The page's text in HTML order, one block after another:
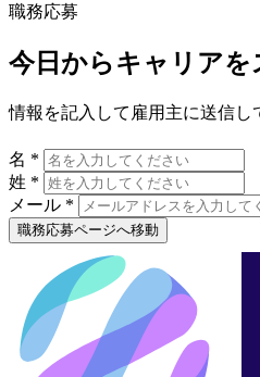
職務応募
今日からキャリアを
情報を記入して雇用主に送信し
名 *
姓 *
メール *
職務応募ページへ移動